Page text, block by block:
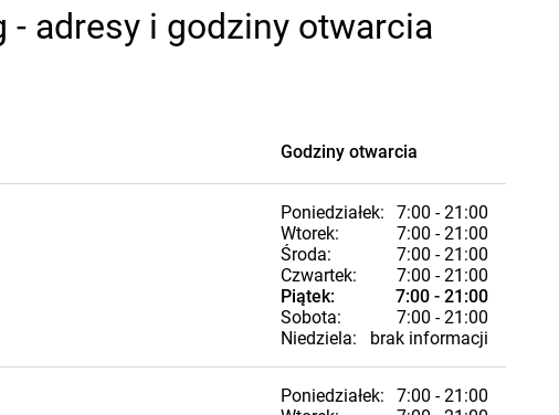
- adresy i godziny otwarcia
Godziny otwarcia
Poniedziałek:
7:00 - 21:00
Wtorek:
7:00 - 21:00
Środa:
7:00 - 21:00
Czwartek:
7:00 - 21:00
Piątek:
7:00 - 21:00
Sobota:
7:00 - 21:00
Niedziela:
brak informacji
Poniedziałek:
7:00 - 21:00